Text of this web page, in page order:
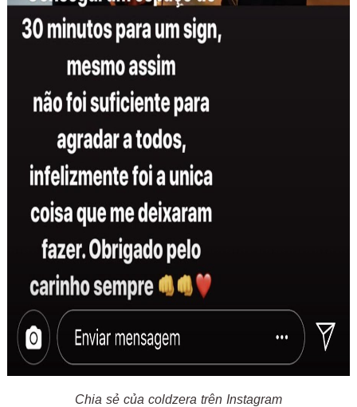
Chia sẻ của coldzera trên Instagram